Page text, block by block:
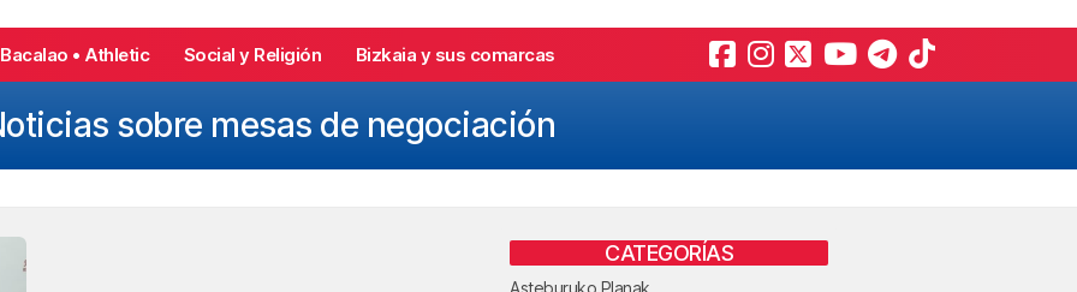
Bacalao • Athletic Social y Religión Bizkaia y sus comarcas
sobre mesas de negociación
CATEGORÍAS
Asteburuko Planak